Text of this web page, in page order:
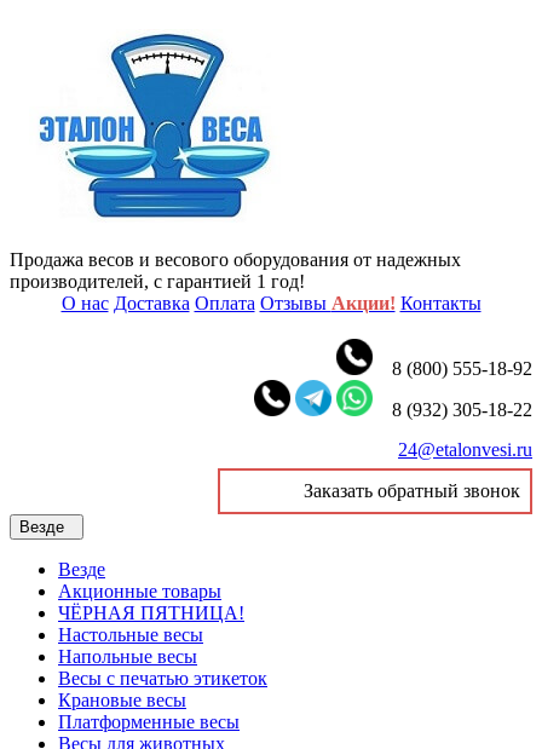
Продажа весов и весового оборудования от надежных
производителей, с гарантией 1 год!
О нас Доставка Оплата Отзывы Акции! Контакты
8 (800) 555-18-92
8 (932) 305-18-22
24@etalonvesi.ru
Заказать обратный звонок
Везде
Везде
Акционные товары
ЧЁРНАЯ ПЯТНИЦА!
Настольные весы
Напольные весы
Весы с печатью этикеток
Крановые весы
Платформенные весы
Весы для животных